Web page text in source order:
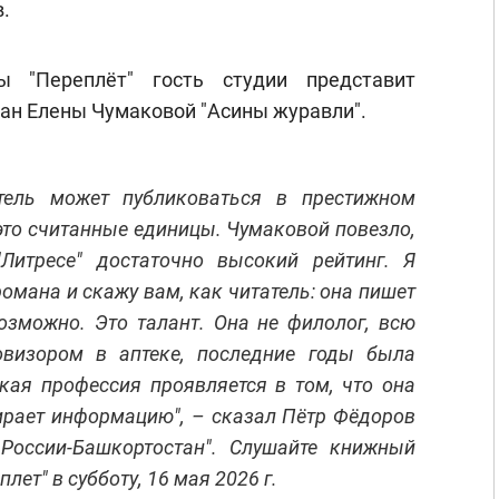
гость студии представит
Елены Чумаковой "Асины журавли".
может публиковаться в престижном
считанные единицы. Чумаковой повезло,
достаточно высокий рейтинг. Я
и скажу вам, как читатель: она пишет
Это талант. Она не филолог, всю
в аптеке, последние годы была
профессия проявляется в том, что она
информацию", – сказал Пётр Фёдоров
Башкортостан". Слушайте книжный
в субботу, 16 мая 2026 г.